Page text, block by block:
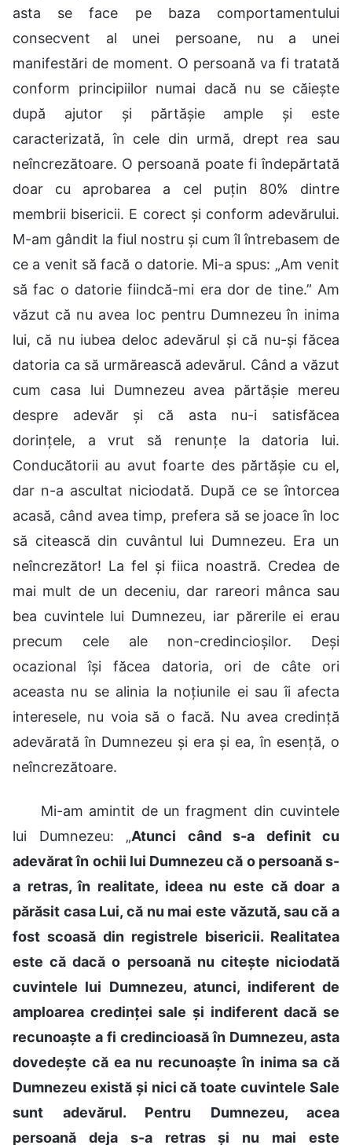
asta se face pe baza comportamentului
consecvent al unei persoane, nu a unei
manifestări de moment. O persoană va fi tratată
conform principiilor numai dacă nu se căiește
după ajutor și părtășie ample și este
caracterizată, în cele din urmă, drept rea sau
neîncrezătoare. O persoană poate fi îndepărtată
doar cu aprobarea a cel puțin 80% dintre
membrii bisericii. E corect și conform adevărului.
M-am gândit la fiul nostru și cum îl întrebasem de
ce a venit să facă o datorie. Mi-a spus: „Am venit
să fac o datorie fiindcă-mi era dor de tine.” Am
văzut că nu avea loc pentru Dumnezeu în inima
lui, că nu iubea deloc adevărul și că nu-și făcea
datoria ca să urmărească adevărul. Când a văzut
cum casa lui Dumnezeu avea părtășie mereu
despre adevăr și că asta nu-i satisfăcea
dorințele, a vrut să renunțe la datoria lui.
Conducătorii au avut foarte des părtășie cu el,
dar n-a ascultat niciodată. După ce se întorcea
acasă, când avea timp, prefera să se joace în loc
să citească din cuvântul lui Dumnezeu. Era un
neîncrezător! La fel și fiica noastră. Credea de
mai mult de un deceniu, dar rareori mânca sau
bea cuvintele lui Dumnezeu, iar părerile ei erau
precum cele ale non-credincioșilor. Deși
ocazional își făcea datoria, ori de câte ori
aceasta nu se alinia la noțiunile ei sau îi afecta
interesele, nu voia să o facă. Nu avea credință
adevărată în Dumnezeu și era și ea, în esență, o
neîncrezătoare.
Mi-am amintit de un fragment din cuvintele
lui Dumnezeu: „Atunci când s-a definit cu
adevărat în ochii lui Dumnezeu că o persoană s-
a retras, în realitate, ideea nu este că doar a
părăsit casa Lui, că nu mai este văzută, sau că a
fost scoasă din registrele bisericii. Realitatea
este că dacă o persoană nu citește niciodată
cuvintele lui Dumnezeu, atunci, indiferent de
amploarea credinței sale și indiferent dacă se
recunoaște a fi credincioasă în Dumnezeu, asta
dovedește că ea nu recunoaște în inima sa că
Dumnezeu există și nici că toate cuvintele Sale
sunt adevărul. Pentru Dumnezeu, acea
persoană deja s-a retras și nu mai este